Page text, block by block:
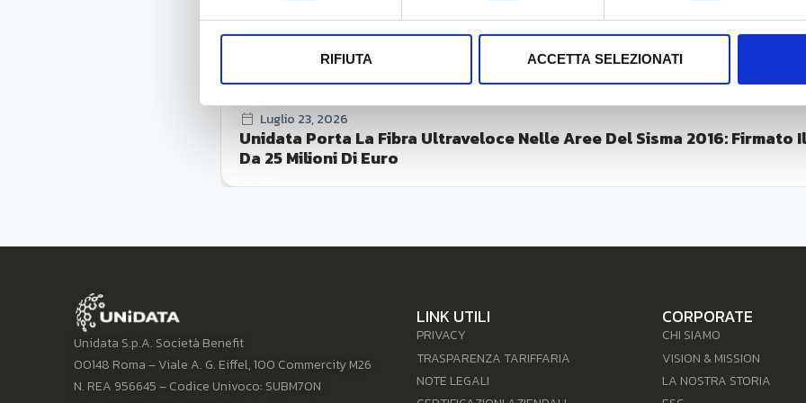
RIFIUTA ACCETTA SELEZIONATI
Luglio 23, 2026
Unidata Porta La Fibra Ultraveloce Nelle Aree Del Sisma 2016:
Da 25 Milioni Di Euro
Unidata S.p.A. Società Benefit
00148 Roma – Viale A. G. Eiffel, 100 Commercity M26
N. REA 956645 – Codice Univoco: SUBM70N
LINK UTILI
PRIVACY
TRASPARENZA TARIFFARIA
NOTE LEGALI
CORPORATE
CHI SIAMO
VISION & MISSION
LA NOSTRA STORIA